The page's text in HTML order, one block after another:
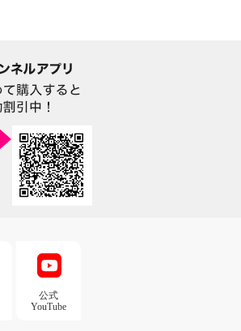
公式
YouTube